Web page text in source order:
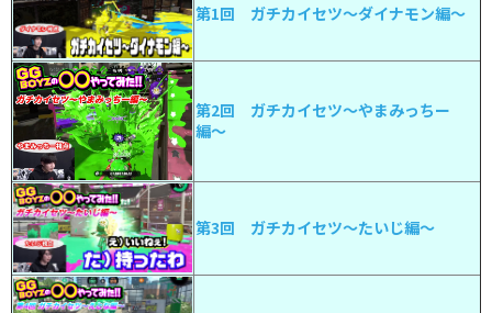
第1回 ガチカイセツ〜ダイナモン編〜
第2回 ガチカイセツ〜やまみっちー
編〜
第3回 ガチカイセツ〜たいじ編〜